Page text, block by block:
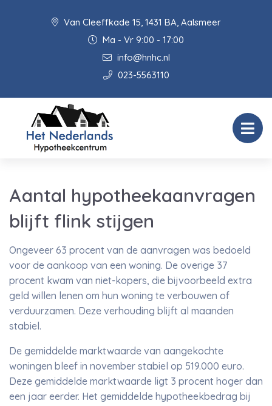
Van Cleeffkade 15, 1431 BA, Aalsmeer
Ma - Vr 9:00 - 17:00
info@hnhc.nl
023-5563110
Aantal hypotheekaanvragen
blijft flink stijgen
Ongeveer 63 procent van de aanvragen was bedoeld
voor de aankoop van een woning. De overige 37
procent kwam van niet-kopers, die bijvoorbeeld extra
geld willen lenen om hun woning te verbouwen of
verduurzamen. Deze verhouding blijft al maanden
stabiel.
De gemiddelde marktwaarde van aangekochte
woningen bleef in november stabiel op 519.000 euro.
Deze gemiddelde marktwaarde ligt 3 procent hoger dan
een jaar eerder. Het gemiddelde hypotheekbedrag bij